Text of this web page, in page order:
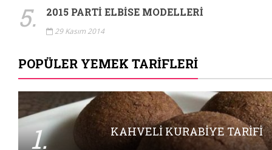
5. 2015 PARTI ELBISE MODELLERI
29 Kasım 2014
POPÜLER YEMEK TARIFLERI
1. KAHVELI KURABIYE TARIFI